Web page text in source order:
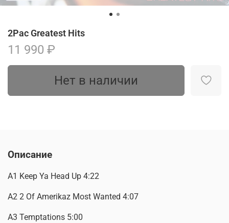
2Pac Greatest Hits
11 990 ₽
Нет в наличии
Описание
A1 Keep Ya Head Up 4:22
A2 2 Of Amerikaz Most Wanted 4:07
A3 Temptations 5:00